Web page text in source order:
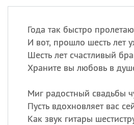
Года так быстро
И вот, прошло шесть лет
Шесть лет счастливый
Храните вы любовь в
Миг радостный свадьбы
Пусть вдохновляет вас
Как звук гитары